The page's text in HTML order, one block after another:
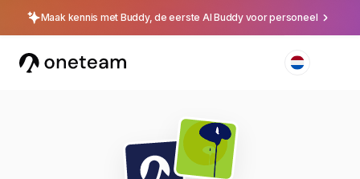
Maak kennis met Buddy, de eerste AI Buddy voor personeel